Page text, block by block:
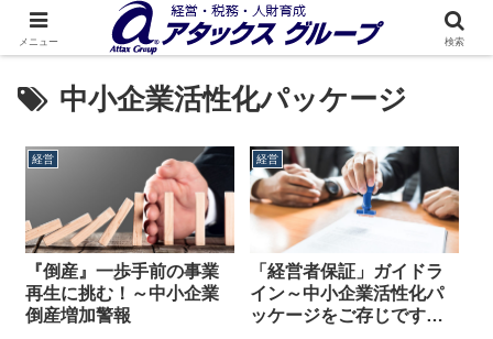
中小企業活性化パッケージ
経営
『倒産』一歩手前の事業
再生に挑む！～中小企業
倒産増加警報
経営
「経営者保証」ガイドラ
イン～中小企業活性化パ
ッケージをご存じです
メニュー 検索